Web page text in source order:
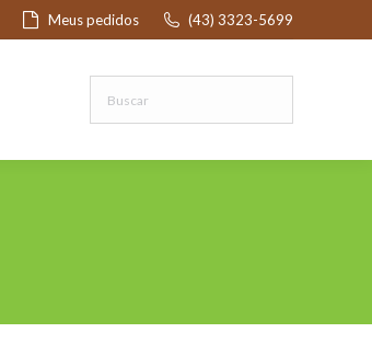
Meus pedidos (43) 3323-5699